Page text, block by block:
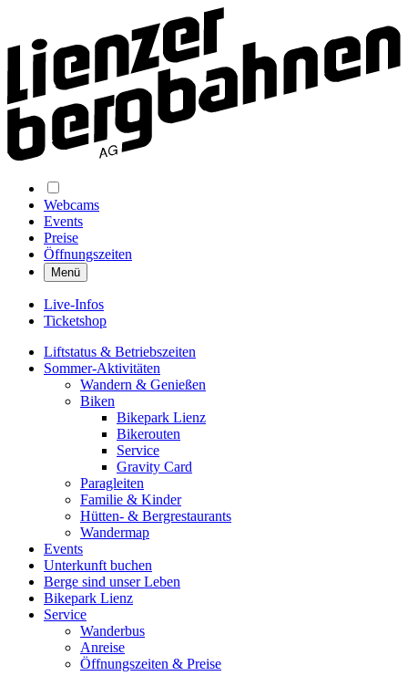
Webcams
Events
Preise
Öffnungszeiten
Menü
Live-Infos
Ticketshop
Liftstatus & Betriebszeiten
Sommer-Aktivitäten
Wandern & Genießen
Biken
Bikepark Lienz
Bikerouten
Service
Gravity Card
Paragleiten
Familie & Kinder
Hütten- & Bergrestaurants
Wandermap
Events
Unterkunft buchen
Berge sind unser Leben
Bikepark Lienz
Service
Wanderbus
Anreise
Öffnungszeiten & Preise